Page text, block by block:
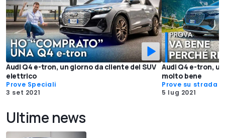
Audi Q4 e-tron, un giorno da cliente del SUV
elettrico
Prove Speciali
3 set 2021
Audi Q4 e-tron,
molto bene
Prove su strada
5 lug 2021
Ultime news